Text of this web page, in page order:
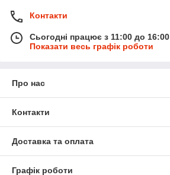
Контакти
Сьогодні працює з 11:00 до 16:00
Показати весь графік роботи
Про нас
Контакти
Доставка та оплата
Графік роботи